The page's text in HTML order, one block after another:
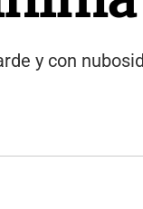
y con